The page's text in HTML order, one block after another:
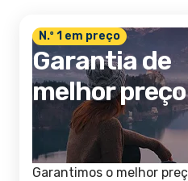
N.º 1 em preço
Garantia de
melhor preço
Garantimos o melhor